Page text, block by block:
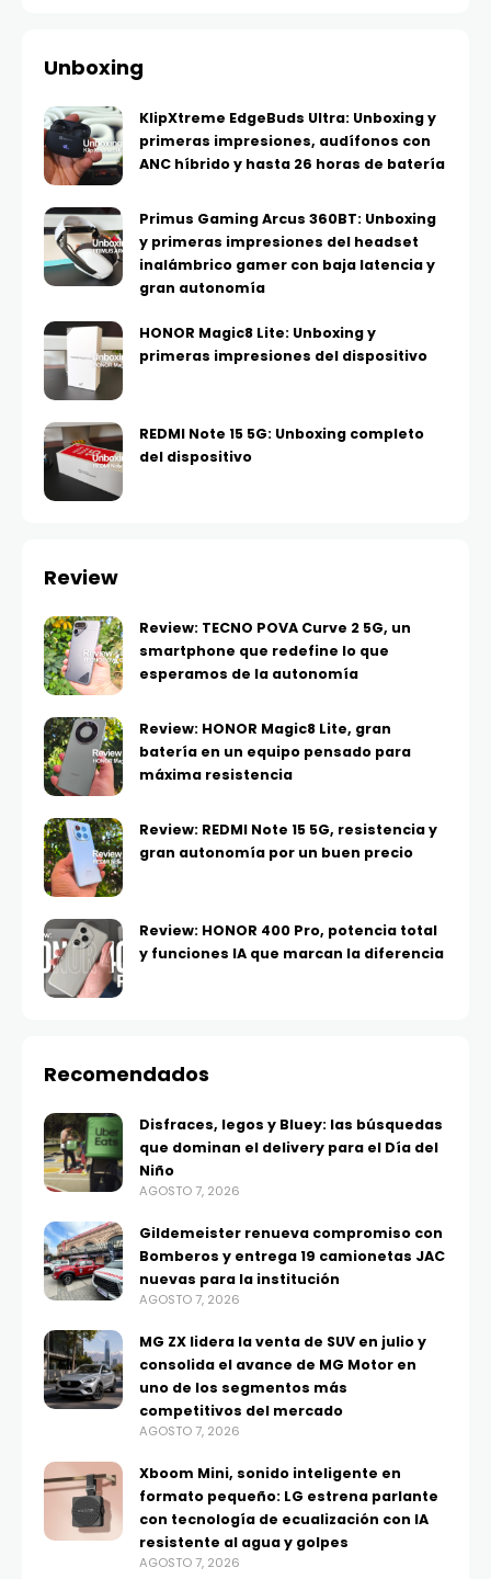
Unboxing
KlipXtreme EdgeBuds Ultra: Unboxing y
primeras impresiones, audífonos con
ANC híbrido y hasta 26 horas de batería
Primus Gaming Arcus 360BT: Unboxing
y primeras impresiones del headset
inalámbrico gamer con baja latencia y
gran autonomía
HONOR Magic8 Lite: Unboxing y
primeras impresiones del dispositivo
REDMI Note 15 5G: Unboxing completo
del dispositivo
Review
Review: TECNO POVA Curve 2 5G, un
smartphone que redefine lo que
esperamos de la autonomía
Review: HONOR Magic8 Lite, gran
batería en un equipo pensado para
máxima resistencia
Review: REDMI Note 15 5G, resistencia y
gran autonomía por un buen precio
Review: HONOR 400 Pro, potencia total
y funciones IA que marcan la diferencia
Recomendados
Disfraces, legos y Bluey: las búsquedas
que dominan el delivery para el Día del
Niño
AGOSTO 7, 2026
Gildemeister renueva compromiso con
Bomberos y entrega 19 camionetas JAC
nuevas para la institución
AGOSTO 7, 2026
MG ZX lidera la venta de SUV en julio y
consolida el avance de MG Motor en
uno de los segmentos más
competitivos del mercado
AGOSTO 7, 2026
Xboom Mini, sonido inteligente en
formato pequeño: LG estrena parlante
con tecnología de ecualización con IA
resistente al agua y golpes
AGOSTO 7, 2026